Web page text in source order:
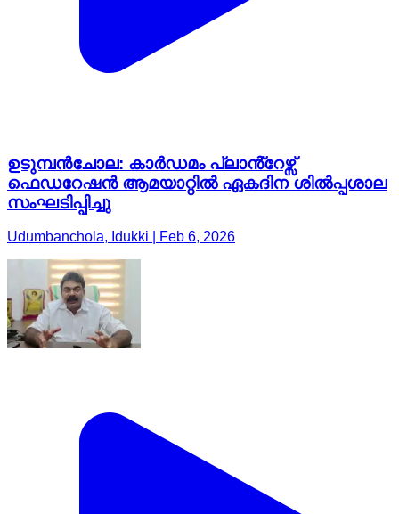
ഉടുമ്പൻചോല: കാർഡമം പ്ലാൻ്റേഴ്സ്
ഫെഡറേഷൻ ആമയാറ്റിൽ ഏകദിന ശിൽപ്പശാല
സംഘടിപ്പിച്ചു
Udumbanchola, Idukki | Feb 6, 2026